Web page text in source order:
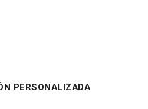
PERSONALIZADA